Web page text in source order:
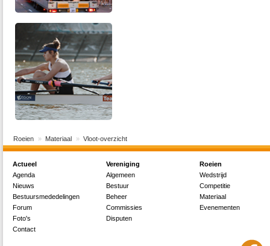
Roeien Materiaal Vloot-overzicht
Actueel
Agenda
Nieuws
Bestuursmededelingen
Forum
Foto's
Contact
Vereniging
Algemeen
Bestuur
Beheer
Commissies
Disputen
Roeien
Wedstrijd
Competitie
Materiaal
Evenementen